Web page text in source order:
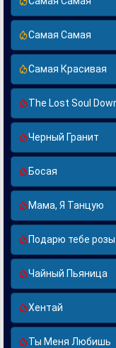
Самая Самая
Самая Красивая
The Lost Soul
Черный Гранит
Босая
Мама, Я Танцую
Подарю тебе розы
Чайный Пьяница
Хентай
Ты Меня Любишь